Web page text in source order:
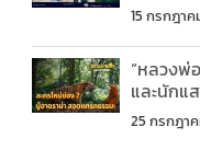
15 กรกฎา
“หลวงพ่
และนักแ
25 กรกฎา